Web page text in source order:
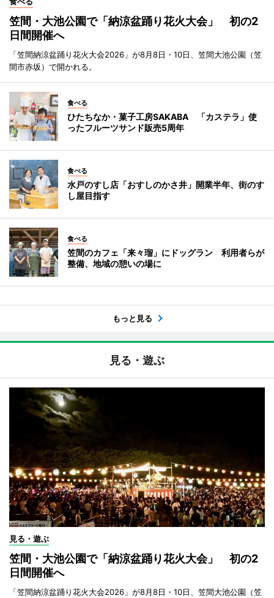
笠間・大池公園で「納涼盆踊り花火大会」 初の2
日間開催へ
「笠間納涼盆踊り花火大会2026」が8月8日・10日、笠間大池公園（笠
間市赤坂）で開かれる。
食べる
ひたちなか・菓子工房SAKABA 「カステラ」使
ったフルーツサンド販売5周年
食べる
水戸のすし店「おすしのかさ井」開業半年、街のす
し屋目指す
食べる
笠間のカフェ「来々瑠」にドッグラン 利用者らが
整備、地域の憩いの場に
もっと見る
見る・遊ぶ
見る・遊ぶ
笠間・大池公園で「納涼盆踊り花火大会」 初の2
日間開催へ
「笠間納涼盆踊り花火大会2026」が8月8日・10日、笠間大池公園（笠